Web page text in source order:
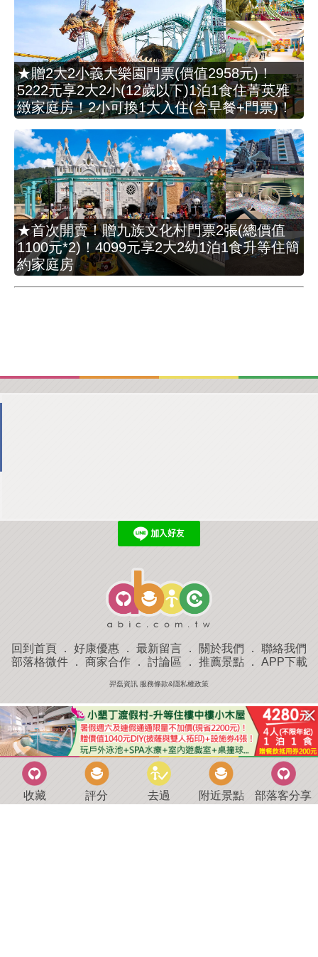
★贈2大2小義大樂園門票(價值2958元)！
5222元享2大2小(12歲以下)1泊1食住菁英雅
緻家庭房！2小可換1大入住(含早餐+門票)！
★首次開賣！贈九族文化村門票2張(總價值
1100元*2)！4099元享2大2幼1泊1食升等住簡
約家庭房
回到首頁 ． 好康優惠 ． 最新留言 ． 關於我們 ． 聯絡我們
部落格微件． 商家合作． 討論區 ． 推薦景點． APP下載
羿磊資訊 服務條款&隱私權政策
收藏 評分 去過 附近景點 部落客分享